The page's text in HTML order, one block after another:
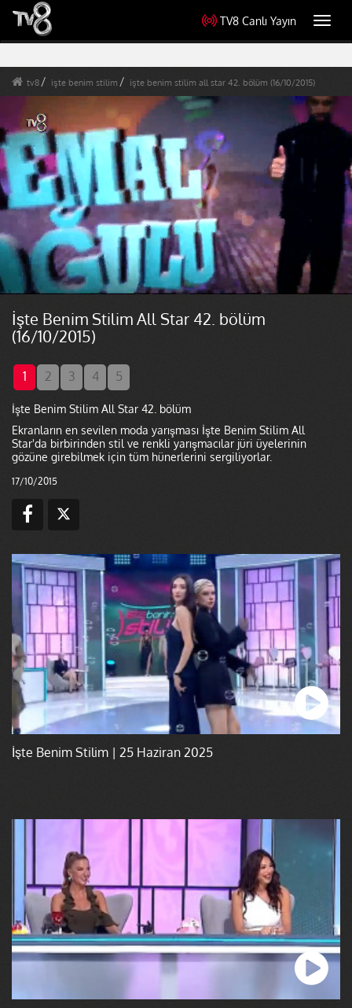
TV8 Canlı Yayın
tv8 işte benim stilim işte benim stilim all star 42. bölüm (16/10/2015)
İşte Benim Stilim All Star 42. bölüm
(16/10/2015)
1 2 3 4 5
İşte Benim Stilim All Star 42. bölüm
Ekranların en sevilen moda yarışması İşte Benim Stilim All
Star'da birbirinden stil ve renkli yarışmacılar jüri üyelerinin
gözüne girebilmek için tüm hünerlerini sergiliyorlar.
17/10/2015
İşte Benim Stilim | 25 Haziran 2025